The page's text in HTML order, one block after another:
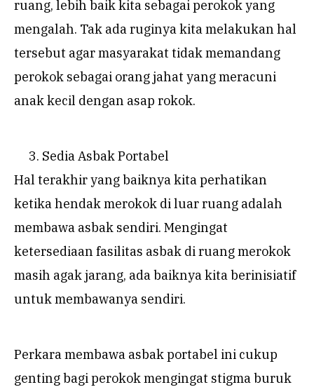
ruang, lebih baik kita sebagai perokok yang
mengalah. Tak ada ruginya kita melakukan hal
tersebut agar masyarakat tidak memandang
perokok sebagai orang jahat yang meracuni
anak kecil dengan asap rokok.
Sedia Asbak Portabel
Hal terakhir yang baiknya kita perhatikan
ketika hendak merokok di luar ruang adalah
membawa asbak sendiri. Mengingat
ketersediaan fasilitas asbak di ruang merokok
masih agak jarang, ada baiknya kita berinisiatif
untuk membawanya sendiri.
Perkara membawa asbak portabel ini cukup
genting bagi perokok mengingat stigma buruk